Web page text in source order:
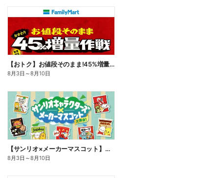
【おトク】お値段そのまま!45%増量作戦!
8月3日 ～8月10日
【サンリオ×メーカーマスコット】オリジナルグッズ貰える!
8月3日 ～8月10日